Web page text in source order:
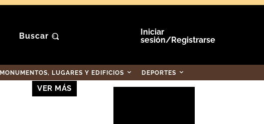
Buscar
Iniciar
sesión/Registrarse
MONUMENTOS, LUGARES Y EDIFICIOS DEPORTES
VER MÁS